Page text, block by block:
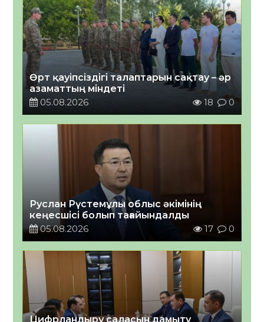
Өрт қауіпсіздігі талаптарын сақтау – әр
азаматтың міндеті
05.08.2026
18 0
Руслан Рүстемұлы облыс әкімінің
кеңесшісі болып тағайындалды
05.08.2026
17 0
Цифрландыру саласын дамыту